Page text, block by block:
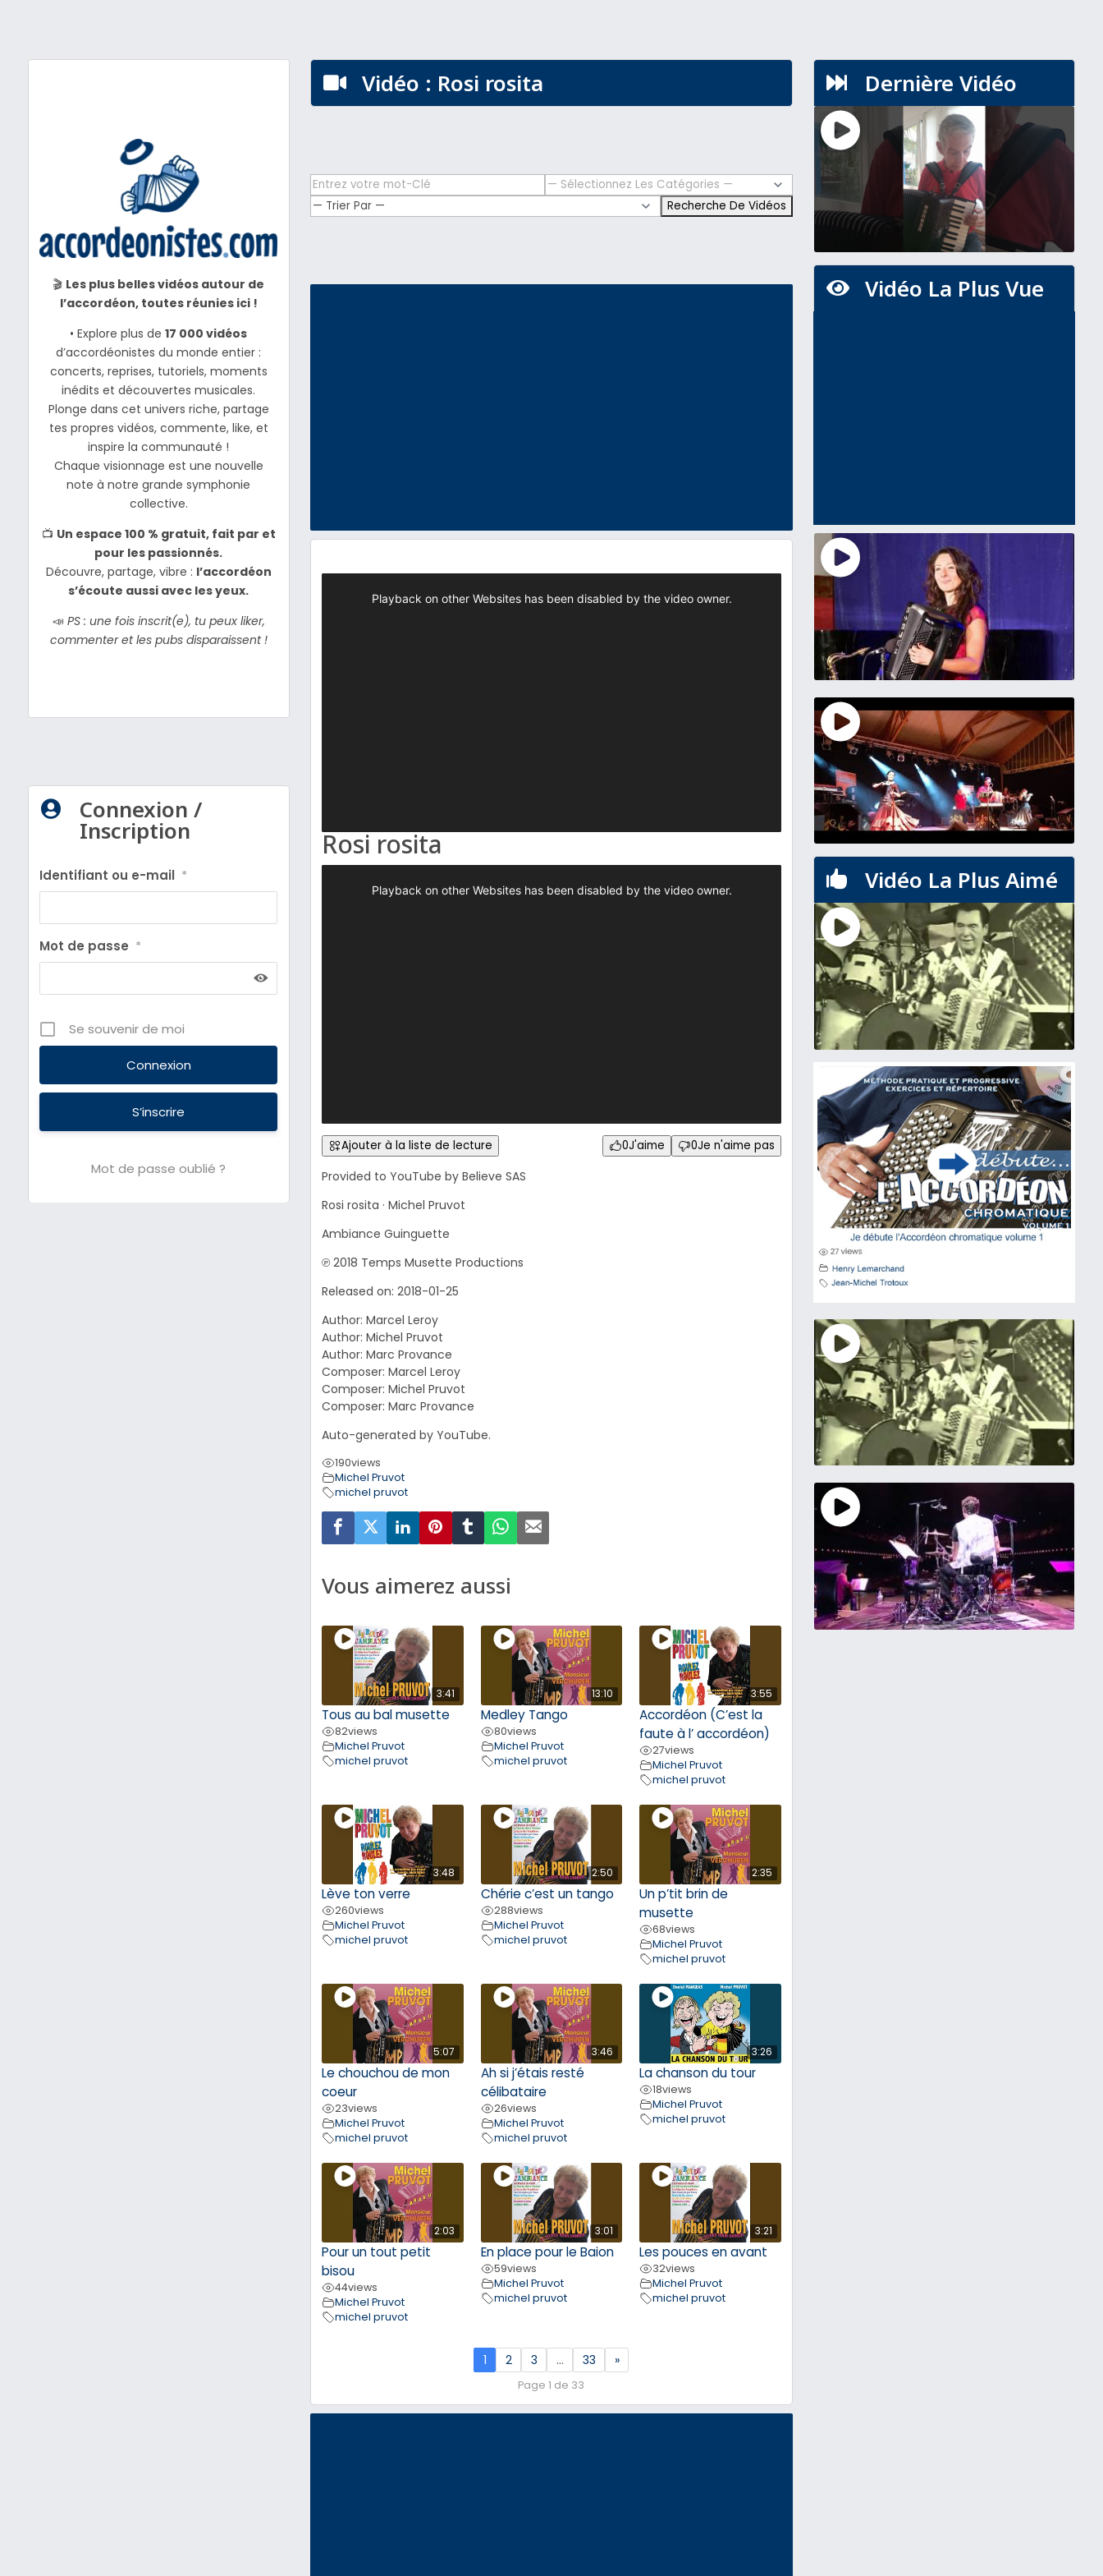
🎬 Les plus belles vidéos autour de
l’accordéon, toutes réunies ici !
• Explore plus de17 000 vidéos
d’accordéonistes du monde entier :
concerts, reprises, tutoriels, moments
inédits et découvertes musicales.
Plonge dans cet univers riche, partage
tes propres vidéos, commente, like, et
inspire la communauté !
Chaque visionnage est une nouvelle
note à notre grande symphonie
collective.
📺 Un espace 100 % gratuit, fait par et
pour les passionnés.
Découvre, partage, vibre : l’accordéon
s’écoute aussi avec les yeux.
📣 PS : une fois inscrit(e), tu peux liker,
commenter et les pubs disparaissent !
 Connexion /
Inscription
Identifiant ou e-mail *
Mot de passe *
Se souvenir de moi
S’inscrire
Mot de passe oublié ?
 Vidéo : Rosi rosita
Rosi rosita
Ajouter à la liste de lecture 0J'aime 0Je n'aime pas
Provided to YouTube by Believe SAS
Rosi rosita · Michel Pruvot
Ambiance Guinguette
℗ 2018 Temps Musette Productions
Released on: 2018-01-25
Author: Marcel Leroy
Author: Michel Pruvot
Author: Marc Provance
Composer: Marcel Leroy
Composer: Michel Pruvot
Composer: Marc Provance
Auto-generated by YouTube.
190views
Michel Pruvot
michel pruvot
Vous aimerez aussi
3:41
Tous au bal musette
82views
Michel Pruvot
michel pruvot
13:10
Medley Tango
80views
Michel Pruvot
michel pruvot
3:55
Accordéon (C’est la
faute à l’ accordéon)
27views
Michel Pruvot
michel pruvot
3:48
Lève ton verre
260views
Michel Pruvot
michel pruvot
2:50
Chérie c’est un tango
288views
Michel Pruvot
michel pruvot
2:35
Un p’tit brin de
musette
68views
Michel Pruvot
michel pruvot
5:07
Le chouchou de mon
coeur
23views
Michel Pruvot
michel pruvot
3:46
Ah si j’étais resté
célibataire
26views
Michel Pruvot
michel pruvot
3:26
La chanson du tour
18views
Michel Pruvot
michel pruvot
2:03
Pour un tout petit
bisou
44views
Michel Pruvot
michel pruvot
3:01
En place pour le Baion
59views
Michel Pruvot
michel pruvot
3:21
Les pouces en avant
32views
Michel Pruvot
michel pruvot
1 2 3 … 33 »
Page 1 de 33
 Dernière Vidéo
 Vidéo La Plus Vue
 Vidéo La Plus Aimé